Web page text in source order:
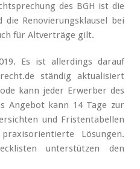
des BGH ist die
Renovierungsklausel bei
für Altverträge gilt.
Es ist allerdings darauf
ständig aktualisiert
kann jeder Erwerber des
Angebot kann 14 Tage zur
und Fristentabellen
Lösungen.
unterstützen den